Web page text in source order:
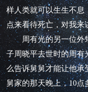
样人类就可以生生不息
点来看待死亡，对我来
周有光的另一位外甥
子周晓平去世时的周有
么告诉舅舅才能让他承
舅家的那天晚上，10